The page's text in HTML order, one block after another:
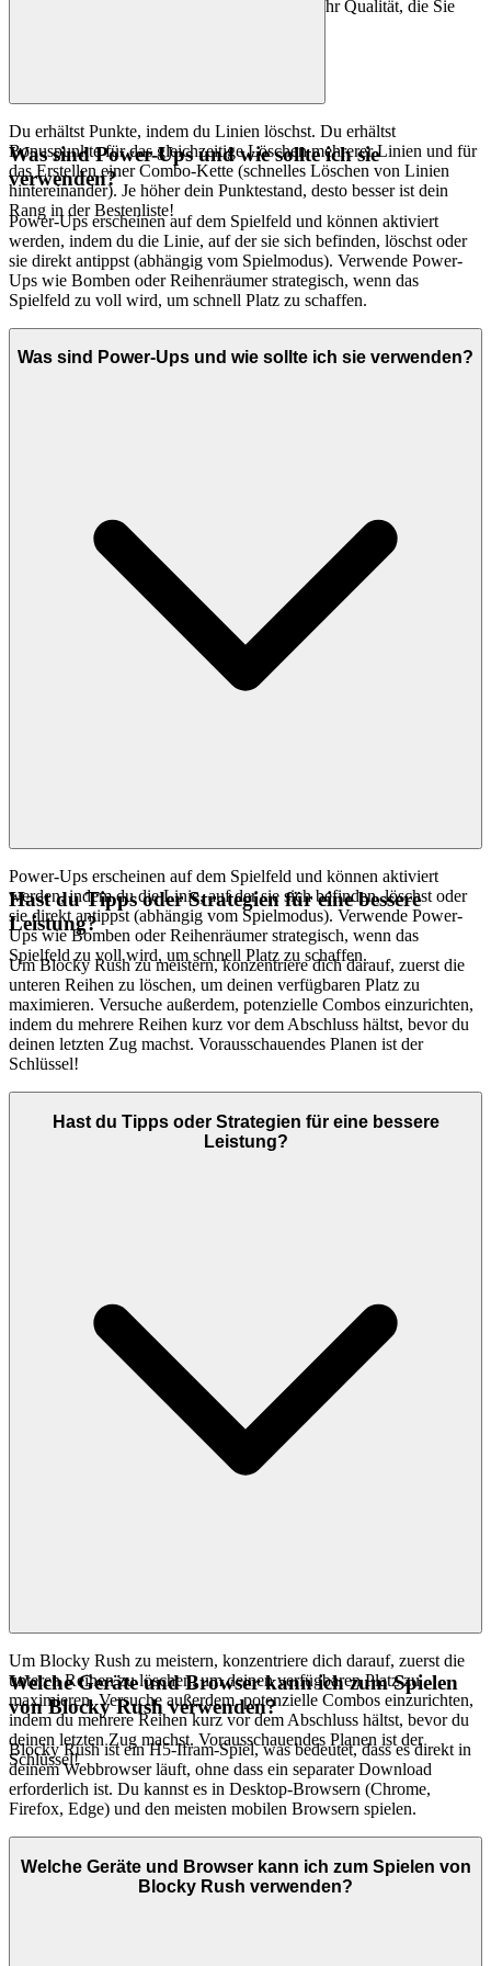
kuratorisches Versprechen: weniger Lärm, mehr Qualität, die Sie
Du erhältst Punkte, indem du Linien löschst. Du erhältst
Bonuspunkte für das gleichzeitige Löschen mehrerer Linien und für
das Erstellen einer Combo-Kette (schnelles Löschen von Linien
hintereinander). Je höher dein Punktestand, desto besser ist dein
Rang in der Bestenliste!
Was sind Power-Ups und wie sollte ich sie
verwenden?
Power-Ups erscheinen auf dem Spielfeld und können aktiviert
werden, indem du die Linie, auf der sie sich befinden, löschst oder
sie direkt antippst (abhängig vom Spielmodus). Verwende Power-
Ups wie Bomben oder Reihenräumer strategisch, wenn das
Spielfeld zu voll wird, um schnell Platz zu schaffen.
Was sind Power-Ups und wie sollte ich sie verwenden?
Power-Ups erscheinen auf dem Spielfeld und können aktiviert
werden, indem du die Linie, auf der sie sich befinden, löschst oder
sie direkt antippst (abhängig vom Spielmodus). Verwende Power-
Ups wie Bomben oder Reihenräumer strategisch, wenn das
Spielfeld zu voll wird, um schnell Platz zu schaffen.
Hast du Tipps oder Strategien für eine bessere
Leistung?
Um Blocky Rush zu meistern, konzentriere dich darauf, zuerst die
unteren Reihen zu löschen, um deinen verfügbaren Platz zu
maximieren. Versuche außerdem, potenzielle Combos einzurichten,
indem du mehrere Reihen kurz vor dem Abschluss hältst, bevor du
deinen letzten Zug machst. Vorausschauendes Planen ist der
Schlüssel!
Hast du Tipps oder Strategien für eine bessere
Leistung?
Um Blocky Rush zu meistern, konzentriere dich darauf, zuerst die
unteren Reihen zu löschen, um deinen verfügbaren Platz zu
maximieren. Versuche außerdem, potenzielle Combos einzurichten,
indem du mehrere Reihen kurz vor dem Abschluss hältst, bevor du
deinen letzten Zug machst. Vorausschauendes Planen ist der
Schlüssel!
Welche Geräte und Browser kann ich zum Spielen
von Blocky Rush verwenden?
Blocky Rush ist ein H5-Ifram-Spiel, was bedeutet, dass es direkt in
deinem Webbrowser läuft, ohne dass ein separater Download
erforderlich ist. Du kannst es in Desktop-Browsern (Chrome,
Firefox, Edge) und den meisten mobilen Browsern spielen.
Welche Geräte und Browser kann ich zum Spielen von
Blocky Rush verwenden?